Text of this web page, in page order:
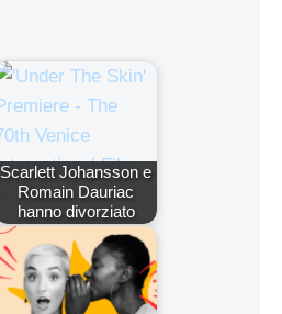
Scarlett Johansson e
Romain Dauriac
hanno divorziato